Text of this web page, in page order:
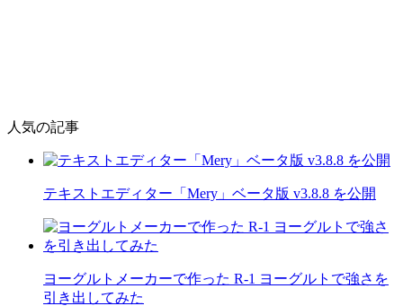
人気の記事
テキストエディター「Mery」ベータ版 v3.8.8 を公開
ヨーグルトメーカーで作った R-1 ヨーグルトで強さを
引き出してみた